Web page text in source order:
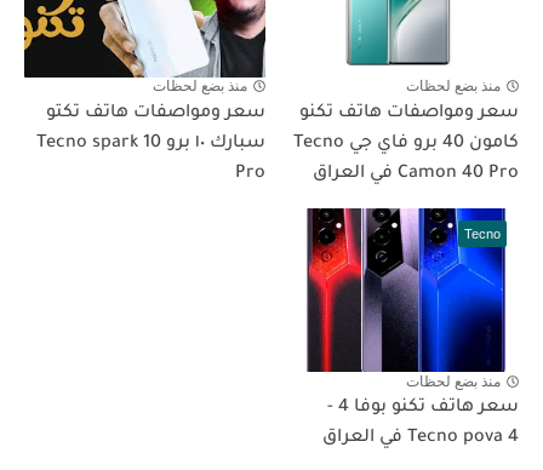
منذ بضع لحظات
سعر ومواصفات هاتف تكنو
كامون 40 برو فاي جي Tecno
Camon 40 Pro في العراق
منذ بضع لحظات
سعر ومواصفات هاتف تكتو
سبارك ١٠ برو Tecno spark 10
Pro
Tecno
منذ بضع لحظات
سعر هاتف تكنو بوفا 4 -
Tecno pova 4 في العراق